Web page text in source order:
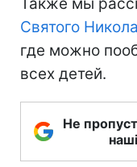
Святого
где можно
всех детей.
Не